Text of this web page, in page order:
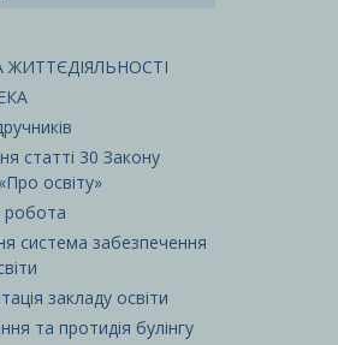
ЖИТТЄДІЯЛЬНОСТІ
статті 30 Закону
освіту»
робота
система забезпечення
закладу освіти
та протидія булінгу